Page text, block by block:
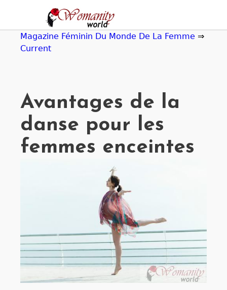
navigation
Magazine Féminin Du Monde De La Femme ⇒
Current
Avantages de la
danse pour les
femmes enceintes